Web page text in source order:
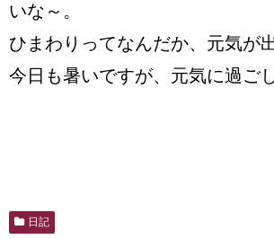
いな～。
ひまわりってなんだか、元気が
今日も暑いですが、元気に過ご
日記